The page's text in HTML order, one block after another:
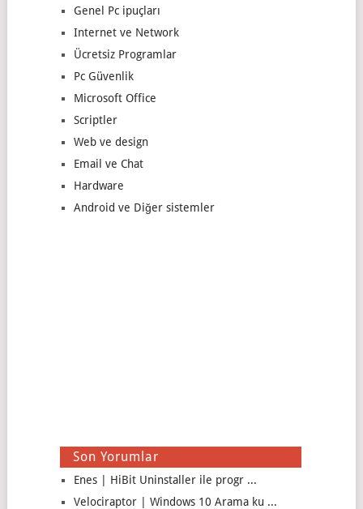
Genel Pc ipuçları
Internet ve Network
Ücretsiz Programlar
Pc Güvenlik
Microsoft Office
Scriptler
Web ve design
Email ve Chat
Hardware
Android ve Diğer sistemler
Son Yorumlar
Enes | HiBit Uninstaller ile progr ...
Velociraptor | Windows 10 Arama ku ...